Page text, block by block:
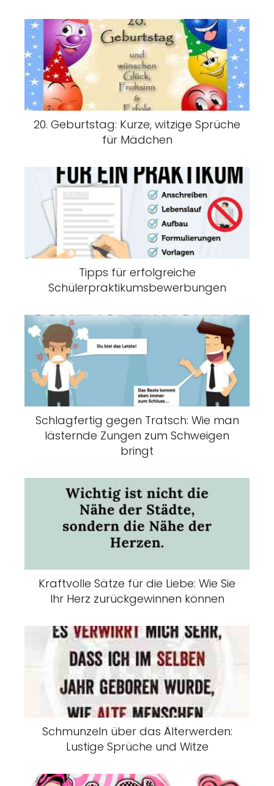
20. Geburtstag: Kurze, witzige Sprüche
für Mädchen
Tipps für erfolgreiche
Schülerpraktikumsbewerbungen
Schlagfertig gegen Tratsch: Wie man
lästernde Zungen zum Schweigen
bringt
Kraftvolle Sätze für die Liebe: Wie Sie
Ihr Herz zurückgewinnen können
Schmunzeln über das Älterwerden:
Lustige Sprüche und Witze